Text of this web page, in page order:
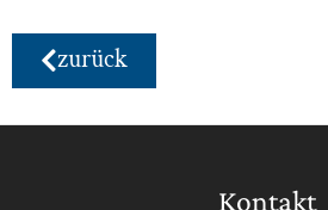
zurück
Kontakt